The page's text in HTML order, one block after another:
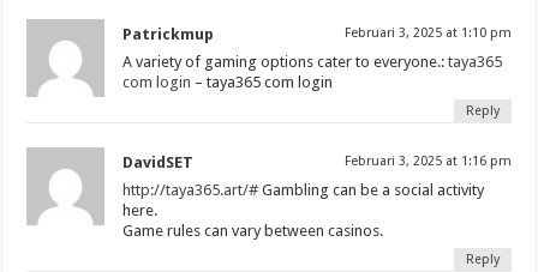
Patrickmup Februari 3, 2025 at 1:10 pm
A variety of gaming options cater to everyone.:taya365
com login – taya365 com login
Reply
DavidSET Februari 3, 2025 at 1:16 pm
http://taya365.art/# Gambling can be a social activity
here.
Game rules can vary between casinos.
Reply